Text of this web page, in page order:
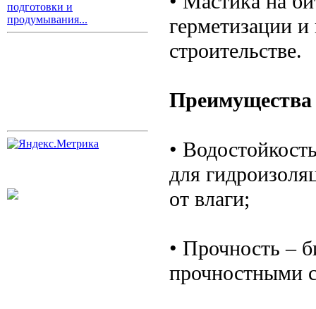
подготовки и
продумывания...
герметизации
строительстве.
Преимущества
•
для
от влаги;
• Прочность –
прочностными